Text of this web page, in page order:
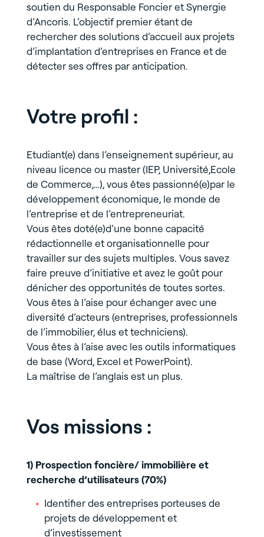
soutien du Responsable Foncier et Synergie
d’Ancoris. L’objectif premier étant de
rechercher des solutions d’accueil aux projets
d’implantation d’entreprises en France et de
détecter ses offres par anticipation.
Votre profil :
Etudiant(e) dans l’enseignement supérieur, au
niveau licence ou master (IEP, Université,Ecole
de Commerce,…), vous êtes passionné(e)par le
développement économique, le monde de
l’entreprise et de l’entrepreneuriat.
Vous êtes doté(e)d’une bonne capacité
rédactionnelle et organisationnelle pour
travailler sur des sujets multiples. Vous savez
faire preuve d’initiative et avez le goût pour
dénicher des opportunités de toutes sortes.
Vous êtes à l’aise pour échanger avec une
diversité d’acteurs (entreprises, professionnels
de l’immobilier, élus et techniciens).
Vous êtes à l’aise avec les outils informatiques
de base (Word, Excel et PowerPoint).
La maîtrise de l’anglais est un plus.
Vos missions :
1) Prospection foncière/ immobilière et
recherche d’utilisateurs (70%)
Identifier des entreprises porteuses de
projets de développement et
d’investissement